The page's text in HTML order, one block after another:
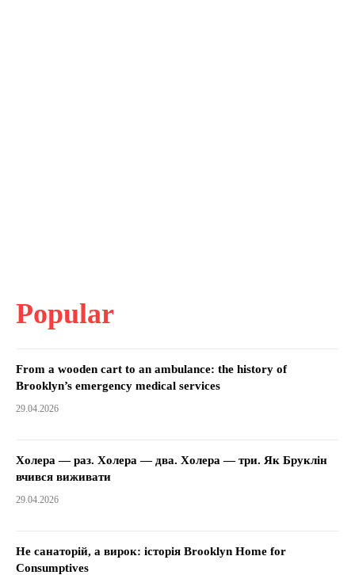
Popular
From a wooden cart to an ambulance: the history of
Brooklyn’s emergency medical services
29.04.2026
Холера — раз. Холера — два. Холера — три. Як Бруклін
вчився виживати
29.04.2026
Не санаторій, а вирок: історія Brooklyn Home for
Consumptives